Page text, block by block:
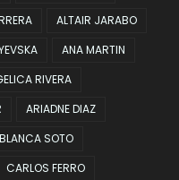
ALTAIR JARABO
ANA MARTIN
RIVERA
ARIADNE DIAZ
BLANCA SOTO
CARLOS FERRO